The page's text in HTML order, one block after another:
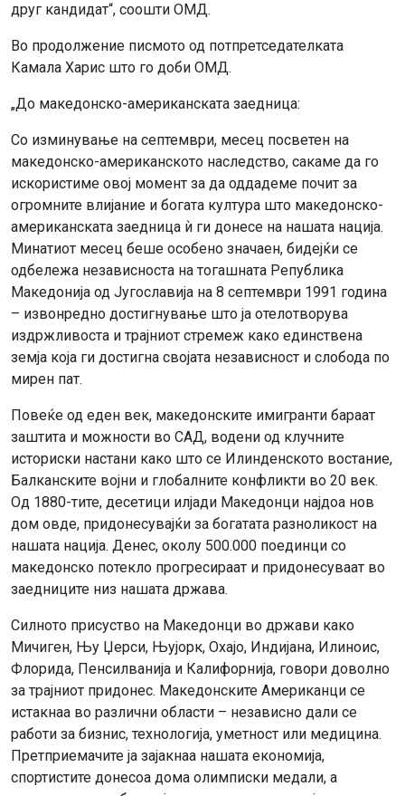
друг кандидат“, соошти ОМД.
Во продолжение писмото од потпретседателката
Камала Харис што го доби ОМД.
„До македонско-американската заедница:
Со изминување на септември, месец посветен на
македонско-американското наследство, сакаме да го
искористиме овој момент за да оддадеме почит за
огромните влијание и богата култура што македонско-
американската заедница ѝ ги донесе на нашата нација.
Минатиот месец беше особено значаен, бидејќи се
одбележа независноста на тогашната Република
Македонија од Југославија на 8 септември 1991 година
– извонредно достигнување што ја отелотворува
издржливоста и трајниот стремеж како единствена
земја која ги достигна својата независност и слобода по
мирен пат.
Повеќе од еден век, македонските имигранти бараат
заштита и можности во САД, водени од клучните
историски настани како што се Илинденското востание,
Балканските војни и глобалните конфликти во 20 век.
Од 1880-тите, десетици илјади Македонци најдоа нов
дом овде, придонесувајќи за богатата разноликост на
нашата нација. Денес, околу 500.000 поединци со
македонско потекло прогресираат и придонесуваат во
заедниците низ нашата држава.
Силното присуство на Македонци во држави како
Мичиген, Њу Џерси, Њујорк, Охајо, Индијана, Илиноис,
Флорида, Пенсилванија и Калифорнија, говори доволно
за трајниот придонес. Македонските Американци се
истакнаа во различни области – независно дали се
работи за бизнис, технологија, уметност или медицина.
Претприемачите ја зајакнаа нашата економија,
спортистите донесоа дома олимписки медали, а